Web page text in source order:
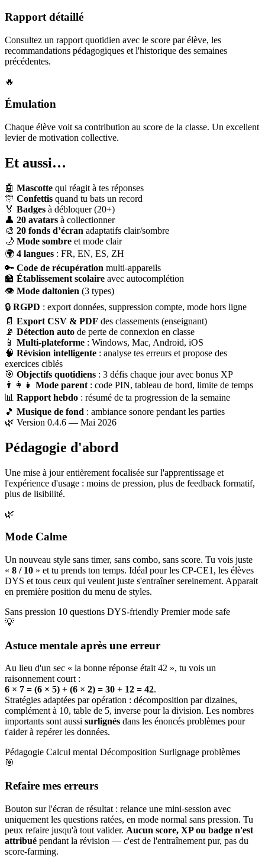
Rapport détaillé
Consultez un rapport quotidien avec le score par élève, les
recommandations pédagogiques et l'historique des semaines
précédentes.
🔥
Émulation
Chaque élève voit sa contribution au score de la classe. Un excellent
levier de motivation collective.
Et aussi…
🤖 Mascotte qui réagit à tes réponses
🎊 Confettis quand tu bats un record
🏅 Badges à débloquer (20+)
👤 20 avatars à collectionner
🎨 20 fonds d’écran adaptatifs clair/sombre
🌙 Mode sombre et mode clair
🌍 4 langues : FR, EN, ES, ZH
🔑 Code de récupération multi-appareils
🏫 Établissement scolaire avec autocomplétion
👁 Mode daltonien (3 types)
🔒 RGPD : export données, suppression compte, mode hors ligne
📄 Export CSV & PDF des classements (enseignant)
📡 Détection auto de perte de connexion en classe
📱 Multi-plateforme : Windows, Mac, Android, iOS
🧠 Révision intelligente : analyse tes erreurs et propose des
exercices ciblés
🎯 Objectifs quotidiens : 3 défis chaque jour avec bonus XP
👨‍👩‍👧 Mode parent : code PIN, tableau de bord, limite de temps
📊 Rapport hebdo : résumé de ta progression de la semaine
🎵 Musique de fond : ambiance sonore pendant les parties
🌿 Version 0.4.6 — Mai 2026
Pédagogie d'abord
Une mise à jour entièrement focalisée sur l'apprentissage et
l'expérience d'usage : moins de pression, plus de feedback formatif,
plus de lisibilité.
🌿
Mode Calme
Un nouveau style sans timer, sans combo, sans score. Tu vois juste
« 8 / 10 » et tu prends ton temps. Idéal pour les CP-CE1, les élèves
DYS et tous ceux qui veulent juste s'entraîner sereinement. Apparait
en première position du menu de styles.
Sans pression 10 questions DYS-friendly Premier mode safe
💡
Astuce mentale après une erreur
Au lieu d'un sec « la bonne réponse était 42 », tu vois un
raisonnement court :
6 × 7 = (6 × 5) + (6 × 2) = 30 + 12 = 42.
Stratégies adaptées par opération : décomposition par dizaines,
complément à 10, table de 5, inverse pour la division. Les nombres
importants sont aussi surlignés dans les énoncés problèmes pour
t'aider à repérer les données.
Pédagogie Calcul mental Décomposition Surlignage problèmes
🎯
Refaire mes erreurs
Bouton sur l'écran de résultat : relance une mini-session avec
uniquement les questions ratées, en mode normal sans pression. Tu
peux refaire jusqu'à tout valider. Aucun score, XP ou badge n'est
attribué pendant la révision — c'est de l'entraînement pur, pas du
score-farming.